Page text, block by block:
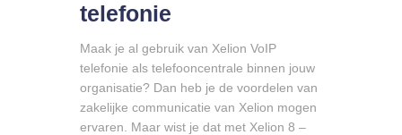
telefonie
Maak je al gebruik van Xelion VoIP
telefonie als telefooncentrale binnen jouw
organisatie? Dan heb je de voordelen van
zakelijke communicatie van Xelion mogen
ervaren. Maar wist je dat met Xelion 8 –